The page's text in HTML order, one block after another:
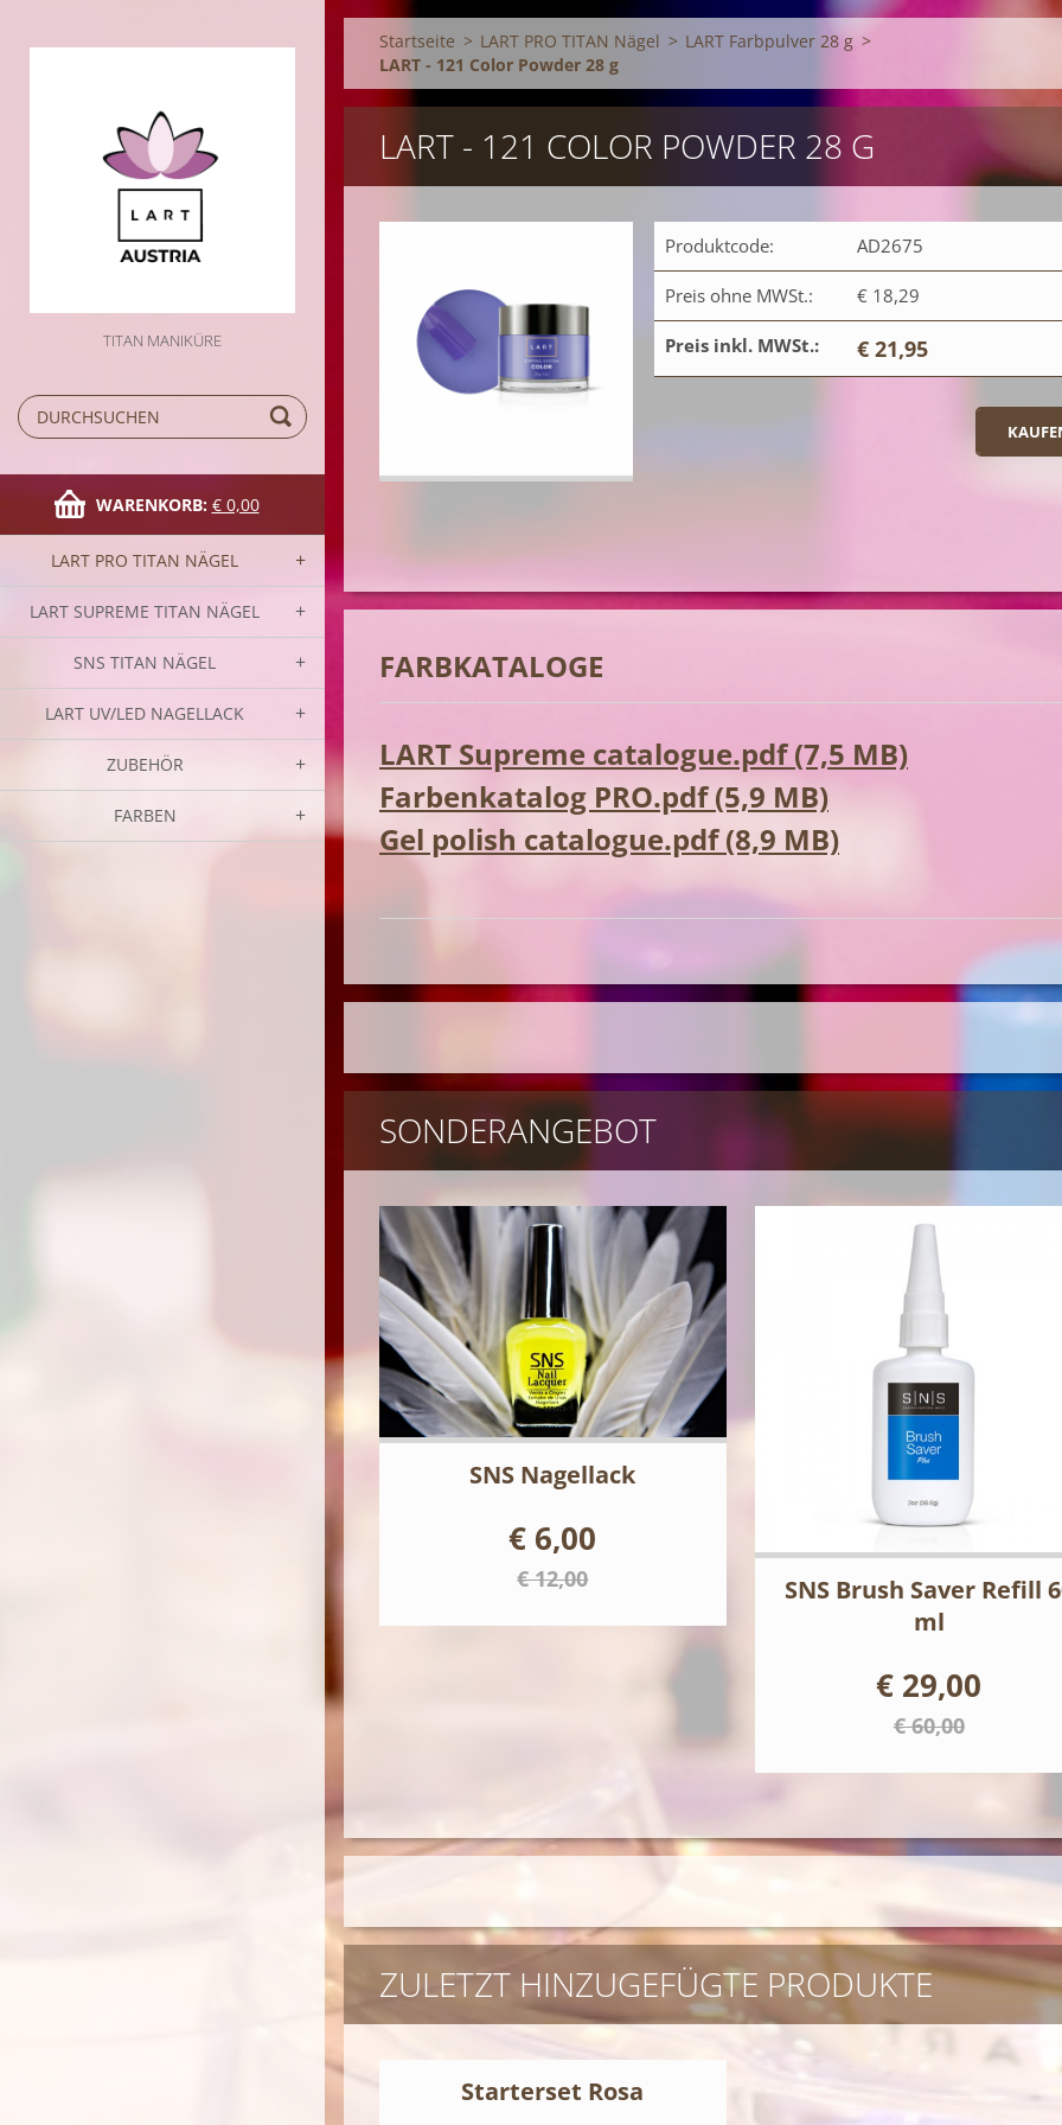
TITAN MANIKÜRE
WARENKORB: € 0,00
LART PRO TITAN NÄGEL
LART SUPREME TITAN NÄGEL
SNS TITAN NÄGEL
LART UV/LED NAGELLACK
ZUBEHÖR
FARBEN
Startseite > LART PRO TITAN Nägel > LART Farbpulver 28 g >
LART - 121 Color Powder 28 g
LART - 121 COLOR POWDER 28 G
Produktcode: AD2675
Preis ohne MWSt.: € 18,29
Preis inkl. MWSt.: € 21,95
FARBKATALOGE
LART Supreme catalogue.pdf (7,5 MB)
Farbenkatalog PRO.pdf (5,9 MB)
Gel polish catalogue.pdf (8,9 MB)
SONDERANGEBOT
SNS Nagellack
€ 6,00
€ 12,00
SNS Brush Saver Refill
ml
€ 29,00
€ 60,00
ZULETZT HINZUGEFÜGTE PRODUKTE
Starterset Rosa